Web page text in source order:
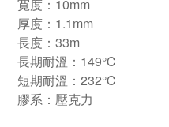
寛度：10mm
厚度：1.1mm
長度：33m
長期耐溫：149℃
短期耐溫：232℃
膠系：壓克力